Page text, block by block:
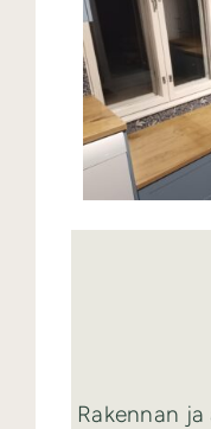
Rakennan